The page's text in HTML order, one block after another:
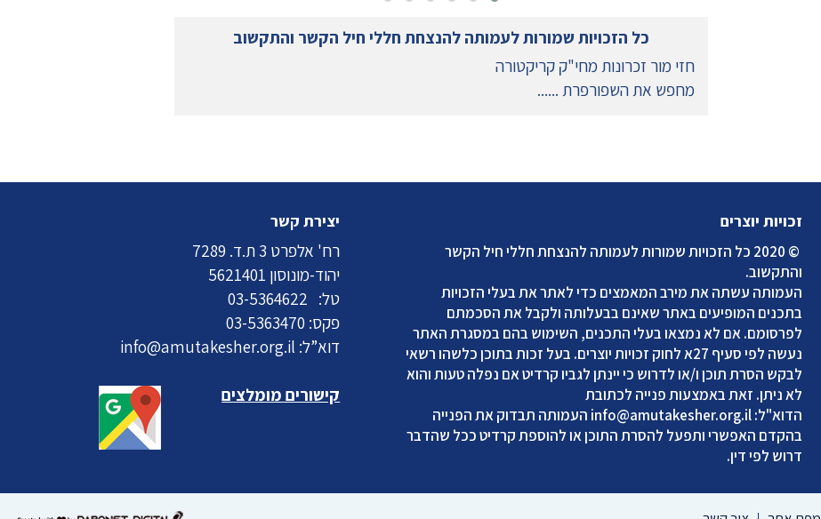
כל הזכויות שמורות לעמותה להנצחת חללי חיל הקשר והתקשוב
חזי מור זכרונות מחי"ק קריקטורה
מחפש את השפורפרת ......
זכויות יוצרים
©
2020 כל הזכויות שמורות לעמותה להנצחת חללי חיל הקשר
והתקשוב.
העמותה עשתה את מירב המאמצים כדי לאתר את בעלי הזכויות
בתכנים המופיעים באתר שאינם בבעלותה ולקבל את הסכמתם
לפרסומם. אם לא נמצאו בעלי התכנים, השימוש בהם במסגרת האתר
נעשה לפי סעיף 27א לחוק זכויות יוצרים. בעל זכות בתוכן כלשהו רשאי
לבקש הסרת תוכן ו/או לדרוש כי יינתן לגביו קרדיט אם נפלה טעות והוא
לא ניתן. זאת באמצעות פנייה לכתובת
הדוא"ל:info@amutakesher.org.il העמותה תבדוק את הפנייה
בהקדם האפשרי ותפעל להסרת התוכן או להוספת קרדיט ככל שהדבר
דרוש לפי דין.
יצירת קשר
רח' אלפרט 3 ת.ד. 7289
יהוד-מונוסון 5621401
טל:
פקס: 03-5363470
דוא”ל: info@amutakesher.org.il
קישורים מומלצים